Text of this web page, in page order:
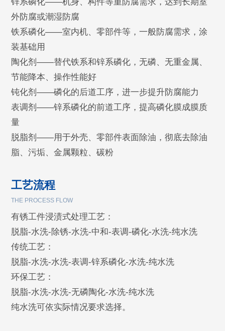
外防腐或潮湿防腐
铁系磷化——室内机、零部件等，一般防腐需求，涂
装基础用
陶化剂——替代铁系和锌系磷化，无磷、无重金属、
节能降本、操作性能好
钝化剂——磷化的后道工序，进一步提升防腐能力
表调剂——锌系磷化的前道工序，提高磷化膜成膜质
量
脱脂剂——用于外壳、零部件表面除油，彻底去除油
脂、污垢、金属颗粒、碳粉
工艺流程
THE PROCESS FLOW
有锈工件浸渍式处理工艺：
脱脂-水洗-除锈-水洗-中和-表调-磷化-水洗-纯水洗
传统工艺：
脱脂-水洗-水洗-表调-锌系磷化-水洗-纯水洗
环保工艺：
脱脂-水洗-水洗-无磷陶化-水洗-纯水洗
纯水洗可依实际情况要求选择。